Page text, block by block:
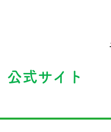
公式サイト